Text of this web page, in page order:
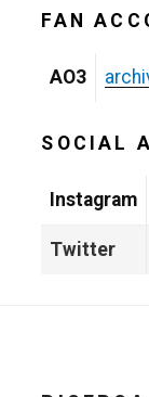
FAN
AO3
SOCIAL
Instagram
Twitter